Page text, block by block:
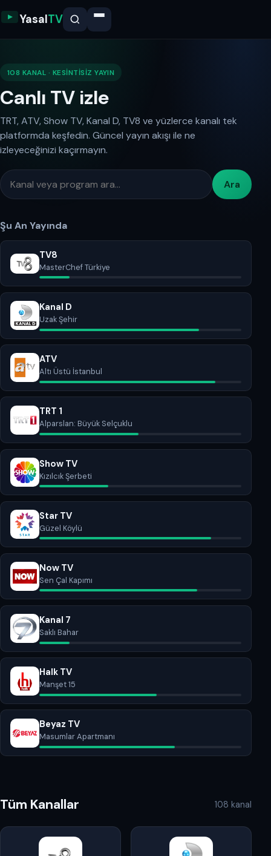
YasalTV
108 KANAL · KESINTISIZ YAYIN
Canlı TV izle
TRT, ATV, Show TV, Kanal D, TV8 ve yüzlerce kanalı tek
platformda keşfedin. Güncel yayın akışı ile ne
izleyeceğinizi kaçırmayın.
Ara
Şu An Yayında
TV8
MasterChef Türkiye
Kanal D
Uzak Şehir
ATV
Altı Üstü İstanbul
TRT 1
Alparslan: Büyük Selçuklu
Show TV
Kızılcık Şerbeti
Star TV
Güzel Köylü
Now TV
Sen Çal Kapımı
Kanal 7
Saklı Bahar
Halk TV
Manşet 15
Beyaz TV
Masumlar Apartmanı
Tüm Kanallar 108 kanal